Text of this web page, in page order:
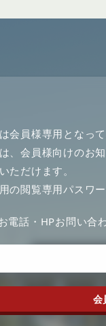
会員様専用となって
、会員様向けのお
ただけます。
の閲覧専用パスワ
電話・HPお問い合
会